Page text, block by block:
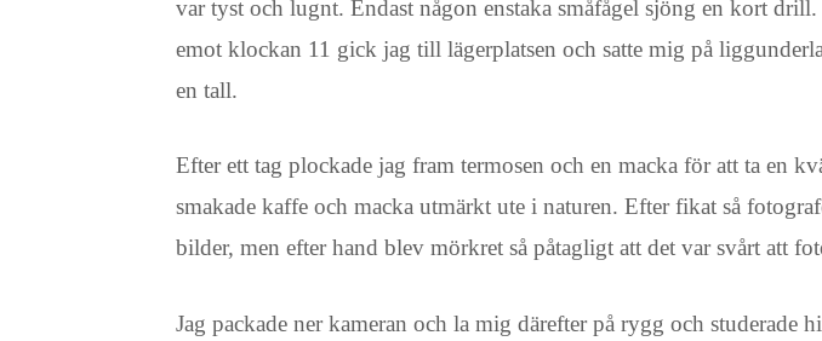
var tyst och lugnt. Endast någon enstaka småfågel sjöng en kort
emot klockan 11 gick jag till lägerplatsen och satte mig på
en tall.
Efter ett tag plockade jag fram termosen och en macka för att ta en
smakade kaffe och macka utmärkt ute i naturen. Efter fikat så
bilder, men efter hand blev mörkret så påtagligt att det var svårt att
Jag packade ner kameran och la mig därefter på rygg och studerade